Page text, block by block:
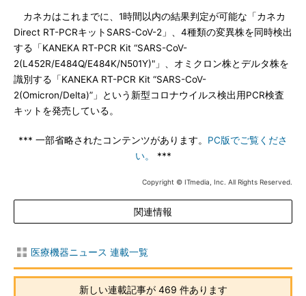
カネカはこれまでに、1時間以内の結果判定が可能な「カネカ
Direct RT-PCRキットSARS-CoV-2」、4種類の変異株を同時検出
する「KANEKA RT-PCR Kit “SARS-CoV-
2(L452R/E484Q/E484K/N501Y)"」、オミクロン株とデルタ株を
識別する「KANEKA RT-PCR Kit “SARS-CoV-
2(Omicron/Delta)”」という新型コロナウイルス検出用PCR検査
キットを発売している。
*** 一部省略されたコンテンツがあります。 PC版でご覧くださ
い。
***
Copyright © ITmedia, Inc. All Rights Reserved.
関連情報
医療機器ニュース 連載一覧
新しい連載記事が 469 件あります